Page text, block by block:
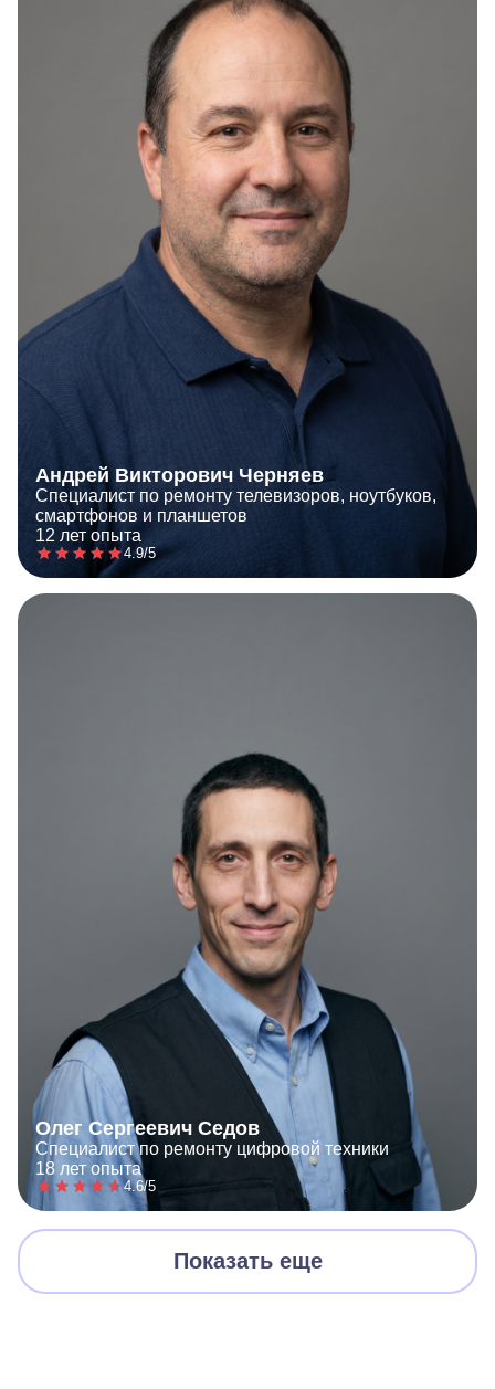
Андрей Викторович Черняев
Специалист по ремонту телевизоров, ноутбуков,
смартфонов и планшетов
12 лет опыта
4.9/5
Олег Сергеевич Седов
Специалист по ремонту цифровой техники
18 лет опыта
4.6/5
Показать еще